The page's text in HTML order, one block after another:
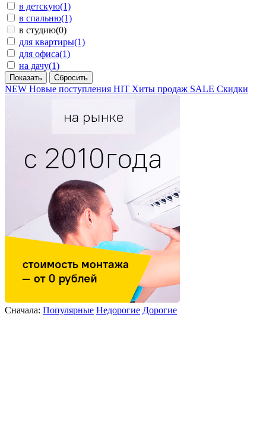
в детскую(1)
в спальню(1)
в студию(0)
для квартиры(1)
для офиса(1)
на дачу(1)
NEW Новые поступления HIT Хиты продаж SALE Скидки
Сначала: Популярные Недорогие Дорогие